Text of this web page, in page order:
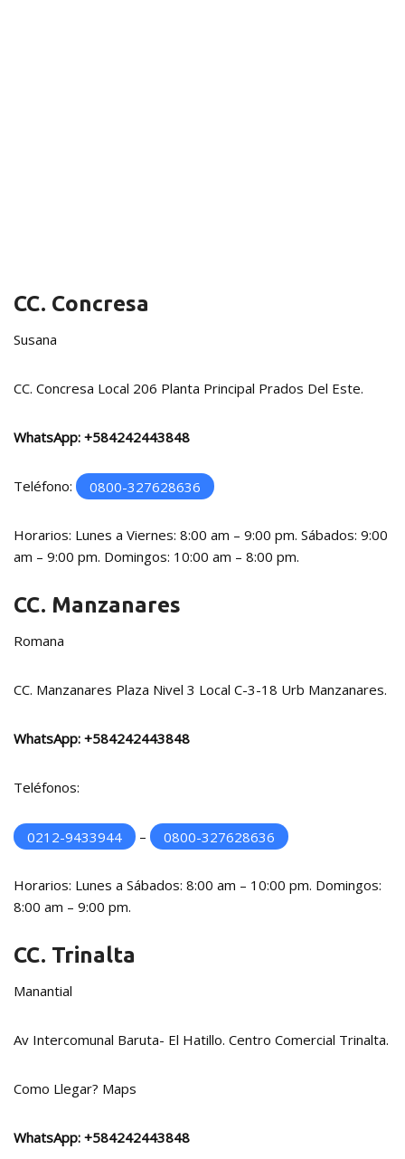
CC. Concresa
Susana
CC. Concresa Local 206 Planta Principal Prados Del Este.
WhatsApp: +584242443848
Teléfono: 0800-327628636
Horarios: Lunes a Viernes: 8:00 am – 9:00 pm. Sábados: 9:00
am – 9:00 pm. Domingos: 10:00 am – 8:00 pm.
CC. Manzanares
Romana
CC. Manzanares Plaza Nivel 3 Local C-3-18 Urb Manzanares.
WhatsApp: +584242443848
Teléfonos:
0212-9433944 – 0800-327628636
Horarios: Lunes a Sábados: 8:00 am – 10:00 pm. Domingos:
8:00 am – 9:00 pm.
CC. Trinalta
Manantial
Av Intercomunal Baruta- El Hatillo. Centro Comercial Trinalta.
Como Llegar? Maps
WhatsApp: +584242443848